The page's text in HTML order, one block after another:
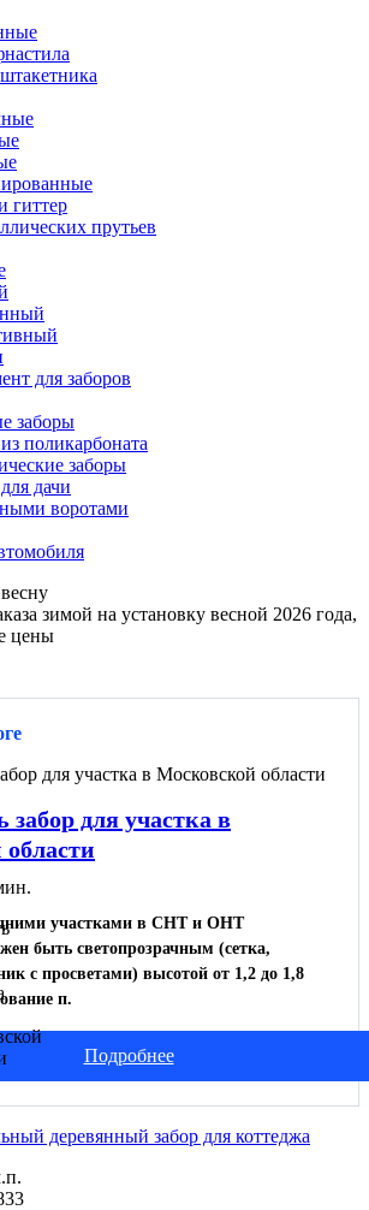
гиттер
прутьев
для заборов
заборы
поликарбоната
заборы
дачи
воротами
зимой на установку весной 2026 года,
цены
для участка в
участками в СНТ и ОНТ
быть светопрозрачным (сетка,
с просветами) высотой от 1,2 до 1,8
п.
Подробнее